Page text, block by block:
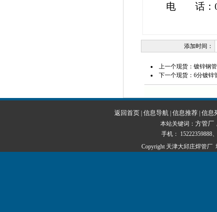
电 话：
添加时间：
上一个现货： 镀锌钢管
下一个现货： 6分镀锌
返回首页 信息导航 信息推荐 信息
本站关键词： 方管厂
手机： 15222359888
Copyright 天津大邱庄焊管